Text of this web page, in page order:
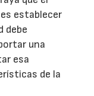
establecer
debe
una
esa
de la